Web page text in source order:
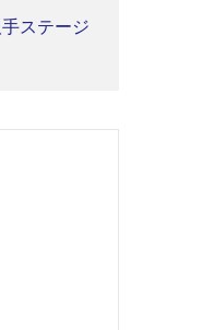
ステージ